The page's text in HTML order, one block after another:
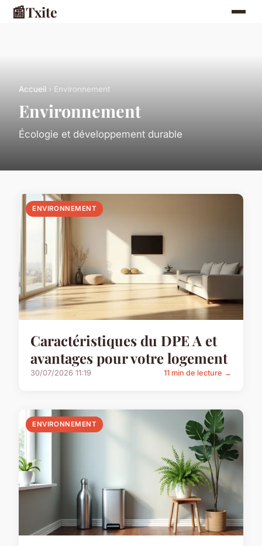
📰Txite
Accueil › Environnement
Environnement
Écologie et développement durable
ENVIRONNEMENT
Caractéristiques du DPE A et
avantages pour votre logement
30/07/2026 11:19 11 min de lecture →
ENVIRONNEMENT